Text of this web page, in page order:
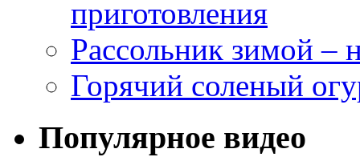
приготовления
Рассольник зимой –
Горячий соленый
Популярное видео